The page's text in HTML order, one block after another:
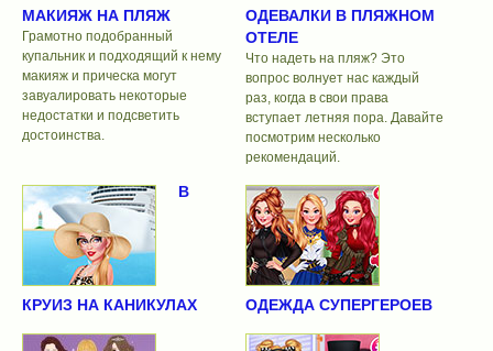
МАКИЯЖ НА ПЛЯЖ
Грамотно подобранный
купальник и подходящий к нему
макияж и прическа могут
завуалировать некоторые
недостатки и подсветить
достоинства.
ОДЕВАЛКИ В ПЛЯЖНОМ
ОТЕЛЕ
Что надеть на пляж? Это
вопрос волнует нас каждый
раз, когда в свои права
вступает летняя пора. Давайте
посмотрим несколько
рекомендаций.
В
КРУИЗ НА КАНИКУЛАХ ОДЕЖДА СУПЕРГЕРОЕВ